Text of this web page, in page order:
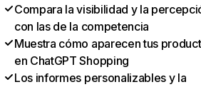
Compara la visibilidad y la
con las de la competencia
Muestra cómo aparecen tus
en ChatGPT Shopping
Los informes personalizables y la